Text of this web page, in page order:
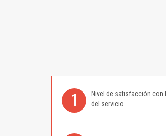
1 Nivel de satisfacción con
del servicio